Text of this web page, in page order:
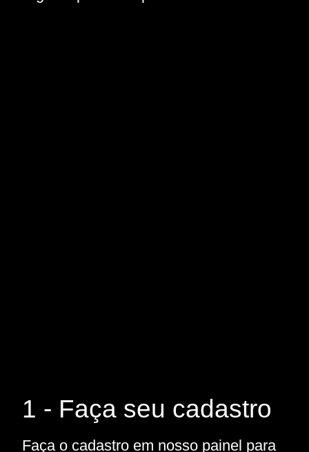
1 - Faça seu cadastro
Faça o cadastro em nosso painel para